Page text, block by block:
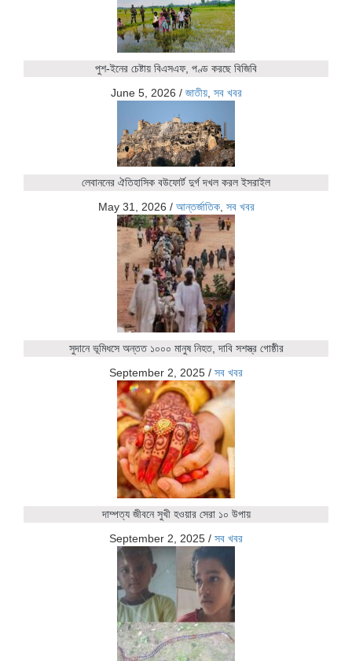
পুশ-ইনের চেষ্টায় বিএসএফ, পণ্ড করছে বিজিবি
June 5, 2026 / জাতীয়, সব খবর
লেবাননের ঐতিহাসিক বউফোর্ট দুর্গ দখল করল ইসরাইল
May 31, 2026 / আন্তর্জাতিক, সব খবর
সুদানে ভূমিধসে অন্তত ১০০০ মানুষ নিহত, দাবি সশস্ত্র গোষ্ঠীর
September 2, 2025 / সব খবর
দাম্পত্য জীবনে সুখী হওয়ার সেরা ১০ উপায়
September 2, 2025 / সব খবর